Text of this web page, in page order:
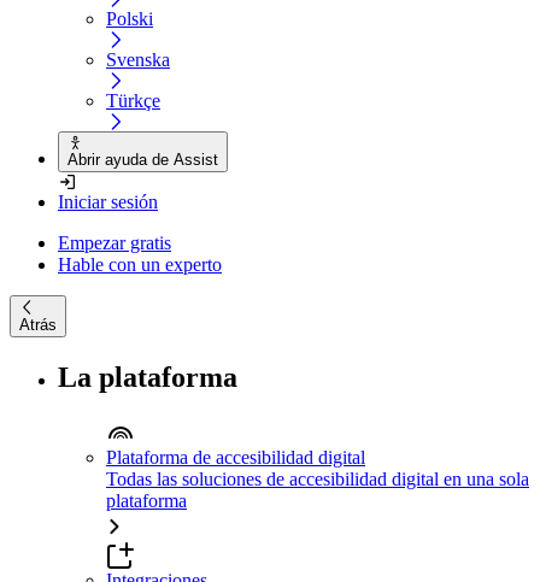
Polski
Svenska
Türkçe
Abrir ayuda de Assist
Iniciar sesión
Empezar gratis
Hable con un experto
Atrás
La plataforma
Plataforma de accesibilidad digital
Todas las soluciones de accesibilidad digital en una sola
plataforma